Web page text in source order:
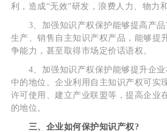
利，造成“无效”研发，浪费人力、物力
3、加强知识产权保护能够提高产品
生产、销售自主知识产权产品，能够提
争能力，甚至取得市场定价话语权。
4、加强知识产权保护能够提升企业
中的地位。企业利用自主知识产权可实
许可使用、建立产业联盟等，提高企业
的地位。
三、企业如何保护知识产权?